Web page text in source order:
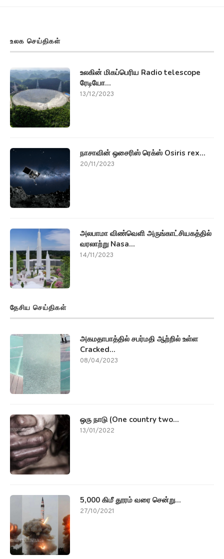
உலக செய்திகள்
உலகின் மிகப்பெரிய Radio telescope
ரேடியோ...
13/12/2023
நாசாவின் ஒசைரிஸ் ரெக்ஸ் Osiris rex...
20/11/2023
அலபாமா விண்வெளி அருங்காட்சியகத்தில்
வரலாற்று Nasa...
14/11/2023
தேசிய செய்திகள்
அகமதாபாத்தில் சபர்மதி ஆற்றில் உள்ள
Cracked...
08/04/2023
ஒரு நாடு (One country two...
13/01/2022
5,000 கிமீ தூரம் வரை சென்று...
27/10/2021